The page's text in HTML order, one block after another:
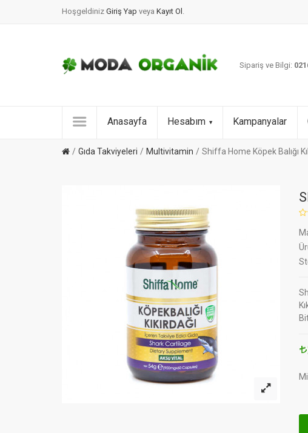
Hoşgeldiniz Giriş Yap veya Kayıt Ol .
Sipariş ve Bilgi:
Anasayfa Hesabım Kampanyalar
Gıda Takviyeleri Multivitamin Shiffa Home Köpek Balığı